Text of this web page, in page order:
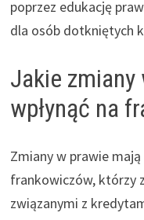
poprzez edukację
dla osób dotkniętych
Jakie zmiany
wpłynąć na
Zmiany w prawie
frankowiczów, którzy
związanymi z